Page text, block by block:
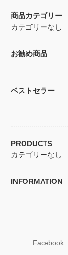
商品カテゴリー
カテゴリーなし
お勧め商品
ベストセラー
PRODUCTS
カテゴリーなし
INFORMATION
Facebook